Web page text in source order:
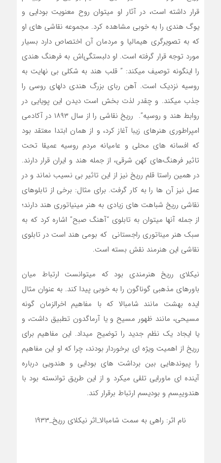
قرار داشته است، در آثار او میتوان روح معنویت بودایی و
یوگ هندی را به خوبی مشاهده کرد. مجموعه نقاشی های او
که به تصویرگری هیمالیا و مردمان آن اختصاص دارد بسیار
مورد توجه قرار گرفته است. او دلبستگی‌اش به فرهنگ هندی
را اینگونه توصیف میکند: ” قلب هند به شکلی بی نهایت به
روسیه نزدیک است. آهن ربای بزرگ هندی دلهای روسی را
جذب میکند. و چقدر لذت بخش است دیدن این پویایی در
روابط هند و روسیه”. رریخ نقاشی را از سال ۱۸۹۳ در آکادمی
امپراطوری هنرهای زیبا آغاز کرد، و از همان ابتدا معتقد بود
که افسانه های محلی و عامیانه مردم روسیه عمیقا تحت
تاثیر فرهنگ‌های کهن شرقی، از جمله هند و ایران قرار دارند.
در همین راستا قلم رریخ نیز از این تاثیر بی نسیب نماند و در
عمل نیز آن ها را به کار گرفت. برای مثال: برخی از تابلوهای
نقاشی رریخ شباهت های زیادی به هنر مینیاتوری هند دارند؛
از جمله آنها میتوان به تابلوی “آهنگ صبح” اشاره کرد که به
سبک هنر میناتوری راجستانی که بومی هند است در تابلوی
نقاشی این هنرمند نقش بسته است.
نیکلای رریخ هنرمندی بود که میتوانست ارتباط میان
باورهای مذهبی گوناگون را به خوبی پیدا کند. به عنوان مثال
ایده بهشت مانند شامبالا که با مفاهیم اخرالزمان گونه
مسیحی، مانند ظهور مسیح و یا آرماگدون تطبیق داشت، و
یا ایجاد یک نظم جدید را توضیح میداد. این مفاهیم برای
رریخ از اهمیت ویژه ای برخوردار بودند، چرا که او این مفاهیم
را پیوندهایی بین برداشت های بودایی و هندویی درباره
آینده ای ماورایی تلقی میکرد و از این طریق توانسته بود با
هندوییسم و بودیسم ارتباط برقرار کند.
نام اثر: راهی به سمت شامبالا_اثر نیکلای رریخ_۱۹۳۳